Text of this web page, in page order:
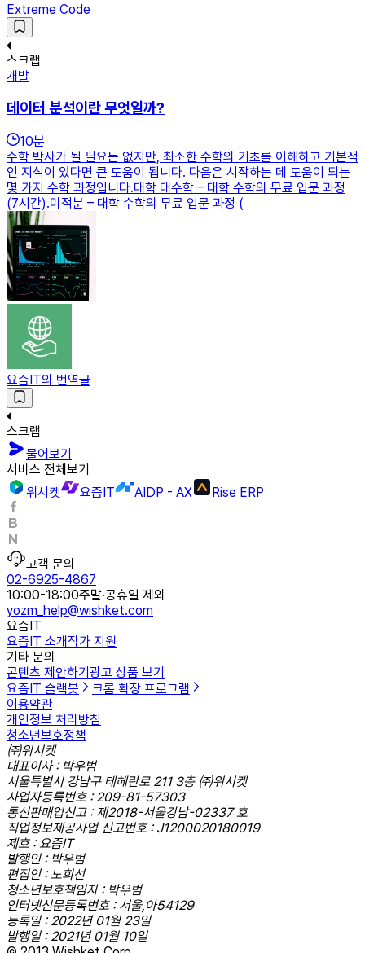
Extreme Code
스크랩
개발
데이터 분석이란 무엇일까?
10분
수학 박사가 될 필요는 없지만, 최소한 수학의 기초를 이해하고 기본적
인 지식이 있다면 큰 도움이 됩니다. 다음은 시작하는 데 도움이 되는
몇 가지 수학 과정입니다.대학 대수학 – 대학 수학의 무료 입문 과정
(7시간).미적분 – 대학 수학의 무료 입문 과정 (
요즘IT의 번역글
스크랩
물어보기
서비스 전체보기
위시켓
요즘IT AIDP - AX Rise ERP
고객 문의
02-6925-4867
10:00-18:00주말·공휴일 제외
yozm_help@wishket.com
요즘IT
요즘IT 소개작가 지원
기타 문의
콘텐츠 제안하기 광고 상품 보기
요즘IT 슬랙봇
크롬 확장 프로그램
이용약관
개인정보 처리방침
청소년보호정책
㈜위시켓
대표이사 : 박우범
서울특별시 강남구 테헤란로 211 3층 ㈜위시켓
사업자등록번호 : 209-81-57303
통신판매업신고 : 제2018-서울강남-02337 호
직업정보제공사업 신고번호 : J1200020180019
제호 : 요즘IT
발행인 : 박우범
편집인 : 노희선
청소년보호책임자 : 박우범
인터넷신문등록번호 : 서울,아54129
등록일 : 2022년 01월 23일
발행일 : 2021년 01월 10일